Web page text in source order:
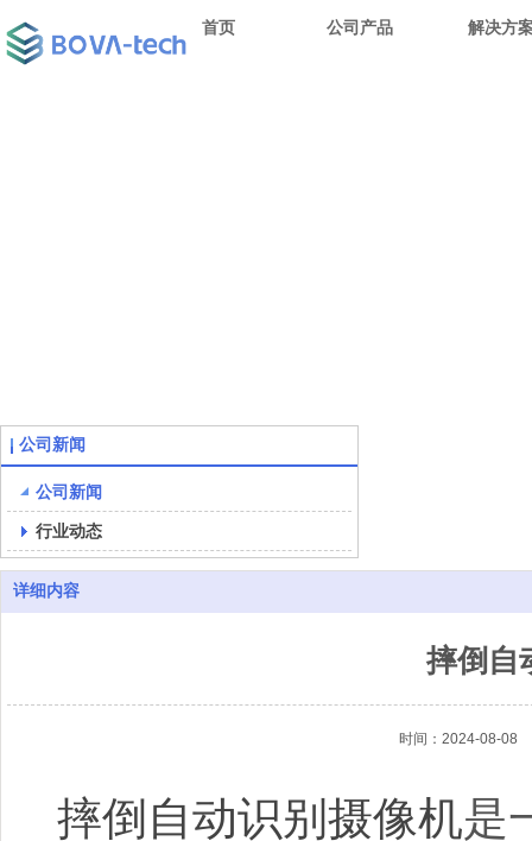
首页 公司产品 解决方
公司新闻
公司新闻
行业动态
详细内容
摔倒自
时间：2024-08-08
摔倒自动识别摄像机是